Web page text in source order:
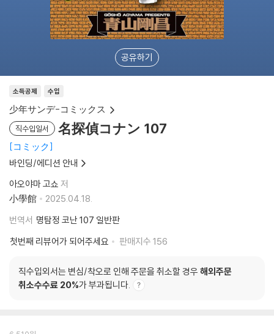
공유하기
소득공제 수입
少年サンデ-コミックス
직수입일서 名探偵コナン 107
コミック
바인딩/에디션 안내
아오야마 고쇼 저
小學館
2025.04.18.
번역서 명탐정 코난 107 일반판
첫번째 리뷰어가 되어주세요
판매지수 156
직수입외서는 변심/착오로 인해 주문을 취소할 경우 해외주문
취소수수료 20%가 부과됩니다.